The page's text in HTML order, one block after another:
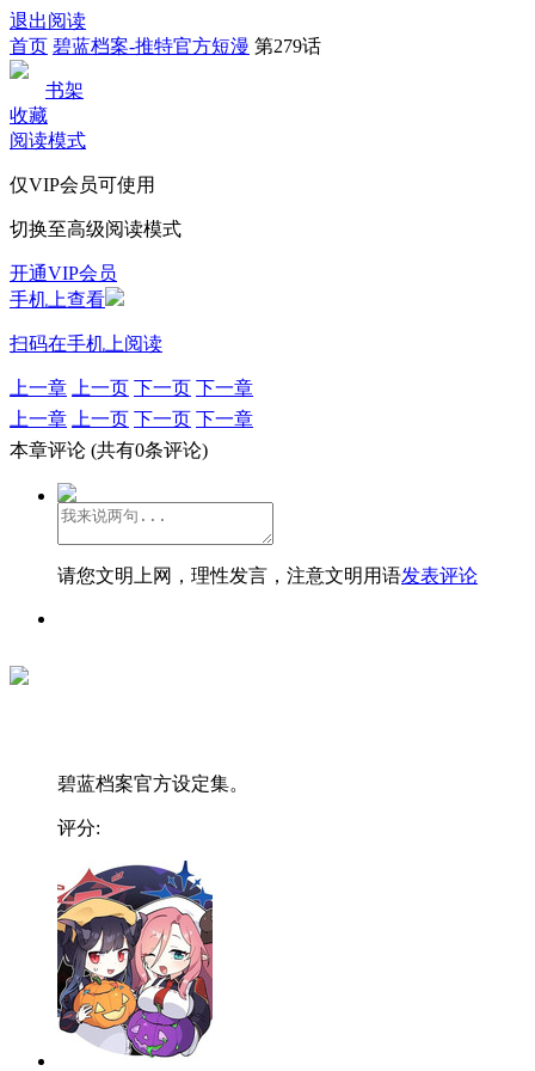
退出阅读
首页 碧蓝档案-推特官方短漫 第279话
书架
收藏
阅读模式
仅VIP会员可使用
切换至高级阅读模式
开通VIP会员
手机上查看
扫码在手机上阅读
上一章 上一页 下一页 下一章
上一章
上一页 下一页 下一章
本章评论 (共有0条评论)
请您文明上网，理性发言，注意文明用语发表评论
碧蓝档案官方设定集。
评分: